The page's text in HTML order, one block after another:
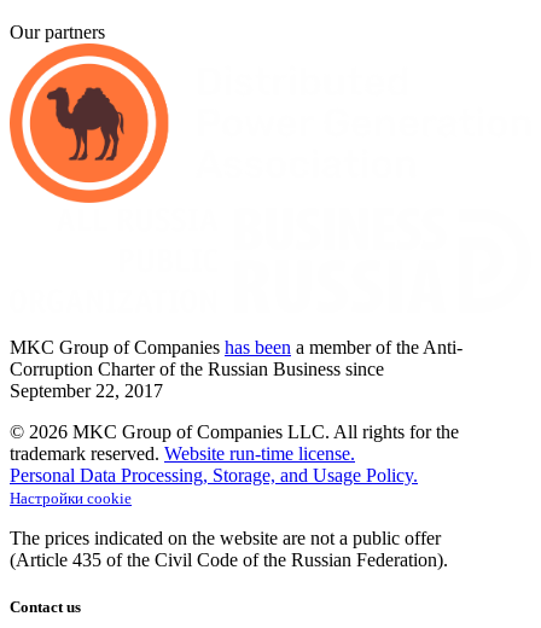
Our partners
MKC Group of Companies has been a member of the Anti-
Corruption Charter of the Russian Business since
September 22, 2017
© 2026 MKC Group of Companies LLC. All rights for the
trademark reserved. Website run-time license.
Personal Data Processing, Storage, and Usage Policy.
Настройки cookie
The prices indicated on the website are not a public offer
(Article 435 of the Civil Code of the Russian Federation).
Contact us